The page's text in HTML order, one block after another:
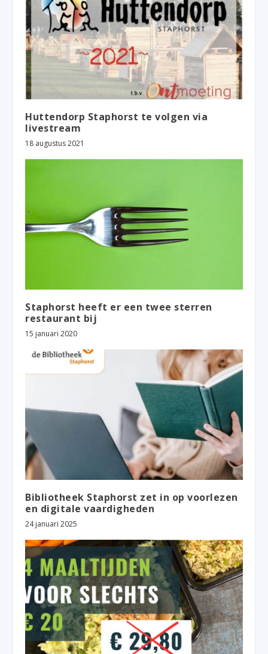
Huttendorp Staphorst te volgen via
livestream
18 augustus 2021
Staphorst heeft er een twee sterren
restaurant bij
15 januari 2020
Bibliotheek Staphorst zet in op voorlezen
en digitale vaardigheden
24 januari 2025